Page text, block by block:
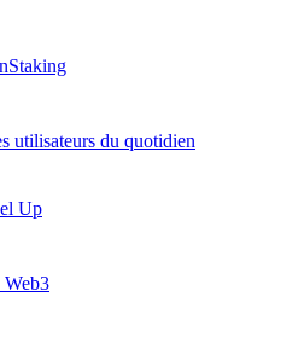
Staking
utilisateurs du quotidien
Up
Web3